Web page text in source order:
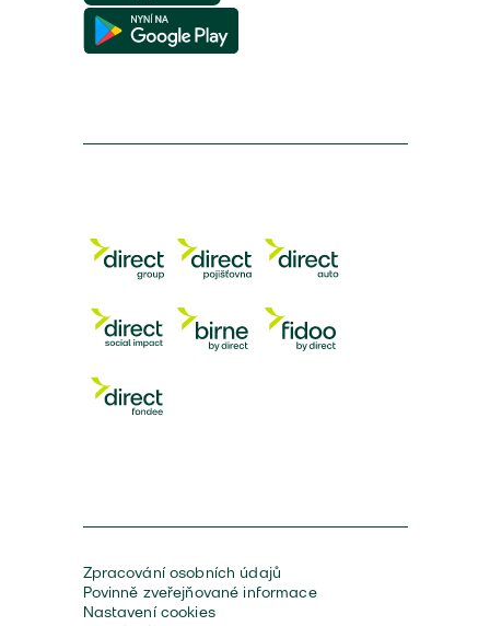
Zpracování osobních údajů
Povinně zveřejňované informace
Nastavení cookies